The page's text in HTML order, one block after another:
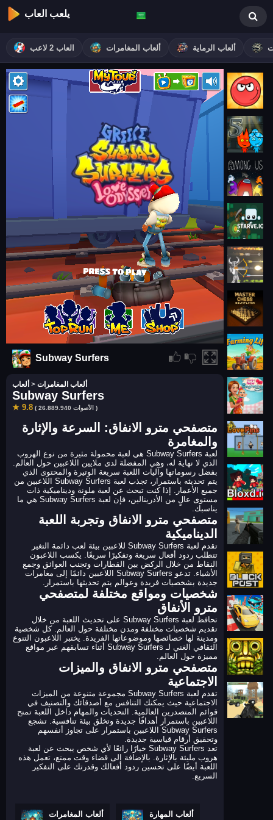
يلعب العاب
العاب 2 لاعب ألعاب المغامرات ألعاب الرماية
Subway Surfers
ألعاب > ألعاب المغامرات
Subway Surfers
★ 9.8 ( 26.889.940 الأصوات )
متصفحي مترو الانفاق: السرعة والإثارة
والمغامرة
لعبة Subway Surfers هي لعبة محمولة مثيرة من نوع الهروب
الذي لا نهاية له، وهي المفضلة لدى ملايين اللاعبين حول العالم.
بفضل رسوماتها وآليات اللعبة سريعة الوتيرة والمحتوى الذي
يتم تحديثه باستمرار، تجذب لعبة Subway Surfers اللاعبين من
جميع الأعمار. إذا كنت تبحث عن لعبة ملونة وديناميكية ذات
مستوى عالٍ من الأدرينالين، فإن لعبة Subway Surfers هي ما
يناسبك.
متصفحي مترو الانفاق وتجربة اللعبة
الديناميكية
تقدم لعبة Subway Surfers للاعبين بيئة لعب دائمة التغير
تتطلب ردود أفعال سريعة وتفكيرًا سريعًا. يكسب اللاعبون
النقاط من خلال الركض بين القطارات وتجنب العوائق وجمع
الأشياء. تدعو Subway Surfers اللاعبين دائمًا إلى مغامرات
جديدة بشخصيات فريدة وعوالم يتم تحديثها باستمرار.
شخصيات ومواقع مختلفة لمتصفحي
مترو الأنفاق
تحافظ لعبة Subway Surfers على تحديث اللعبة من خلال
تقديم شخصيات مختلفة ومدن مختلفة حول العالم. كل شخصية
ومدينة لها خصائصها وموضوعاتها الفريدة. يختبر اللاعبون التنوع
الثقافي الغني لـ Subway Surfers أثناء تسابقهم عبر مواقع
مميزة حول العالم.
متصفحي مترو الانفاق والميزات
الاجتماعية
تقدم لعبة Subway Surfers مجموعة متنوعة من الميزات
الاجتماعية حيث يمكنك التنافس مع أصدقائك والتصنيف في
قوائم المتصدرين العالمية. التحديات والمهام داخل اللعبة تمنح
اللاعبين باستمرار أهدافًا جديدة وتخلق بيئة تنافسية. تشجع
Subway Surfers اللاعبين باستمرار على تجاوز أنفسهم
وتحقيق أرقام قياسية جديدة.
تعد Subway Surfers خيارًا رائعًا لأي شخص يبحث عن لعبة
هروب مليئة بالإثارة. بالإضافة إلى قضاء وقت ممتع، تعمل هذه
اللعبة أيضًا على تحسين ردود أفعالك وقدرتك على التفكير
السريع.
ألعاب المغامرات ألعاب المهارة